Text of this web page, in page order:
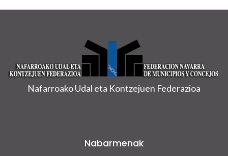
Nafarroako Udal eta Kontzejuen Federazioa
Nabarmenak